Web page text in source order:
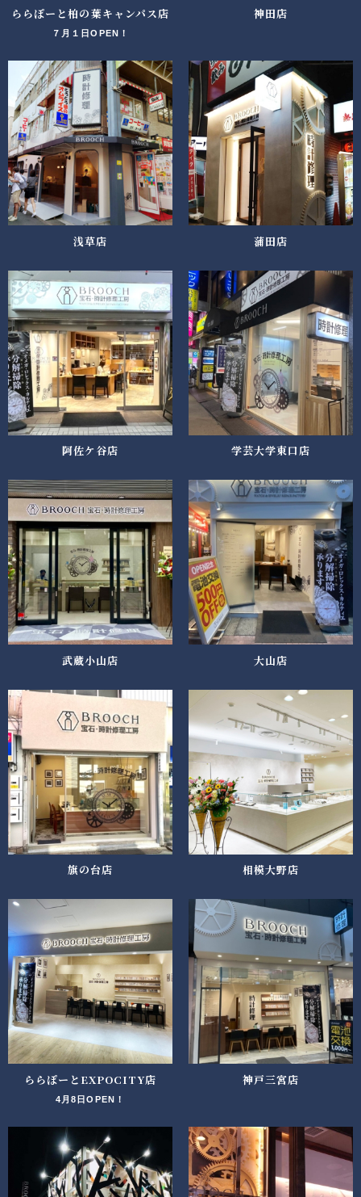
ららぽーと柏の葉キャンパス店
７月１日OPEN！
神田店
浅草店 蒲田店
阿佐ケ谷店 学芸大学東口店
武蔵小山店 大山店
旗の台店 相模大野店
ららぽーとEXPOCITY店
4月8日OPEN！
神戸三宮店